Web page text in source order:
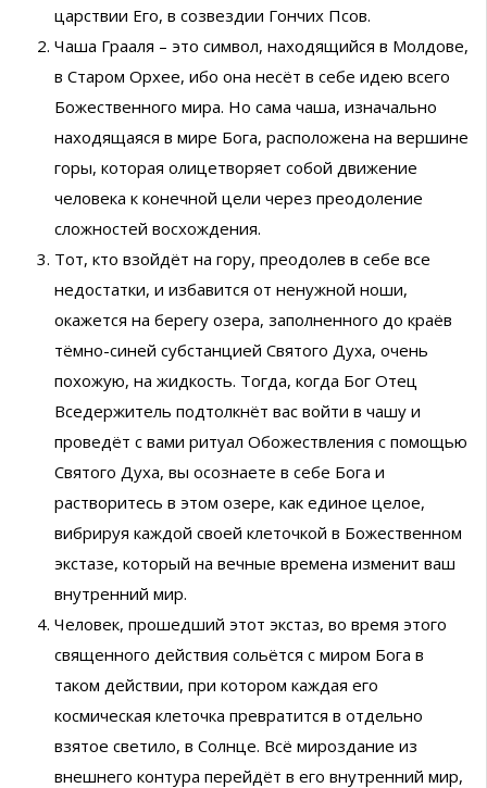
царствии Его, в созвездии Гончих Псов.
Чаша Грааля – это символ, находящийся в Молдове,
в Старом Орхее, ибо она несёт в себе идею всего
Божественного мира. Но сама чаша, изначально
находящаяся в мире Бога, расположена на вершине
горы, которая олицетворяет собой движение
человека к конечной цели через преодоление
сложностей восхождения.
Тот, кто взойдёт на гору, преодолев в себе все
недостатки, и избавится от ненужной ноши,
окажется на берегу озера, заполненного до краёв
тёмно-синей субстанцией Святого Духа, очень
похожую, на жидкость. Тогда, когда Бог Отец
Вседержитель подтолкнёт вас войти в чашу и
проведёт с вами ритуал Обожествления с помощью
Святого Духа, вы осознаете в себе Бога и
растворитесь в этом озере, как единое целое,
вибрируя каждой своей клеточкой в Божественном
экстазе, который на вечные времена изменит ваш
внутренний мир.
Человек, прошедший этот экстаз, во время этого
священного действия сольётся с миром Бога в
таком действии, при котором каждая его
космическая клеточка превратится в отдельно
взятое светило, в Солнце. Всё мироздание из
внешнего контура перейдёт в его внутренний мир,